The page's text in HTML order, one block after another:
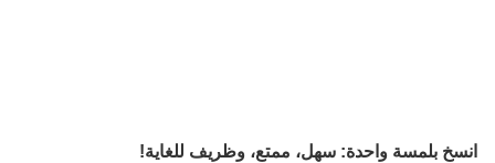
انسخ بلمسة واحدة: سهل، ممتع، وظريف للغاية!